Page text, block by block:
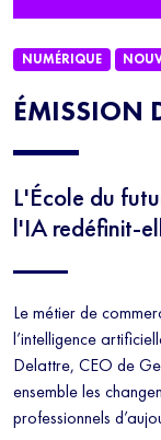
ÉMISSION
L'École du
l'IA redéfinit-
Le métier de
l’intelligence
Delattre, CEO de
ensemble les
professionnels
NUMÉRIQUE